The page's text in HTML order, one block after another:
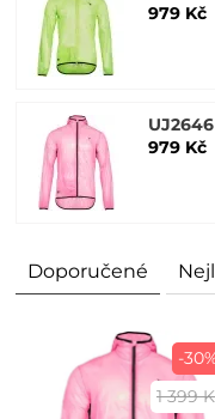
979 Kč
979 Kč
Doporučené
-
1 399